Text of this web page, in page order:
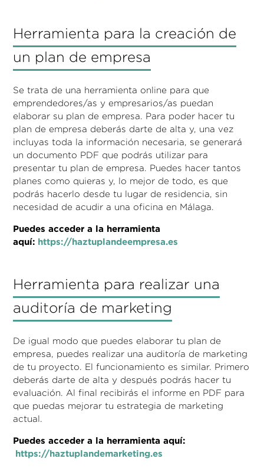
Herramienta para la creación de
un plan de empresa
Se trata de una herramienta online para que
emprendedores/as y empresarios/as puedan
elaborar su plan de empresa. Para poder hacer tu
plan de empresa deberás darte de alta y, una vez
incluyas toda la información necesaria, se generará
un documento PDF que podrás utilizar para
presentar tu plan de empresa. Puedes hacer tantos
planes como quieras y, lo mejor de todo, es que
podrás hacerlo desde tu lugar de residencia, sin
necesidad de acudir a una oficina en Málaga.
Puedes acceder a la herramienta
aquí: https://haztuplandeempresa.es
Herramienta para realizar una
auditoría de marketing
De igual modo que puedes elaborar tu plan de
empresa, puedes realizar una auditoría de marketing
de tu proyecto. El funcionamiento es similar. Primero
deberás darte de alta y después podrás hacer tu
evaluación. Al final recibirás el informe en PDF para
que puedas mejorar tu estrategia de marketing
actual.
Puedes acceder a la herramienta aquí:
https://haztuplandemarketing.es